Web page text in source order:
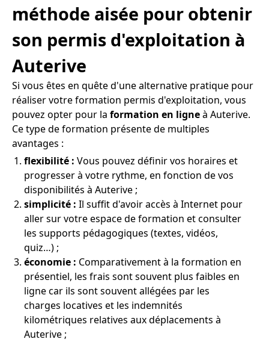
méthode aisée pour obtenir
son permis d'exploitation à
Auterive
Si vous êtes en quête d'une alternative pratique pour
réaliser votre formation permis d'exploitation, vous
pouvez opter pour la formation en ligneà Auterive.
Ce type de formation présente de multiples
avantages :
flexibilité : Vous pouvez définir vos horaires et
progresser à votre rythme, en fonction de vos
disponibilités à Auterive ;
simplicité : Il suffit d'avoir accès à Internet pour
aller sur votre espace de formation et consulter
les supports pédagogiques (textes, vidéos,
quiz…) ;
économie : Comparativement à la formation en
présentiel, les frais sont souvent plus faibles en
ligne car ils sont souvent allégées par les
charges locatives et les indemnités
kilométriques relatives aux déplacements à
Auterive ;